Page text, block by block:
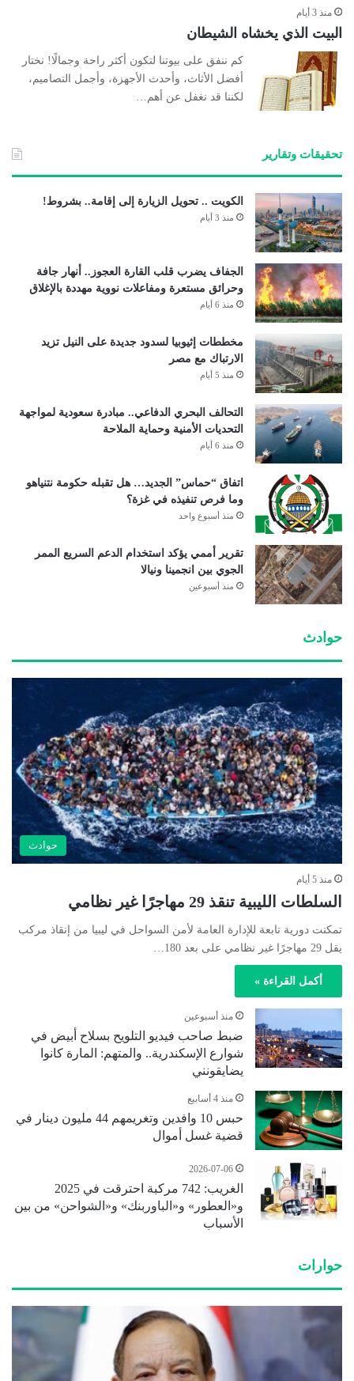
منذ 3 أيام
البيت الذي يخشاه الشيطان
كم ننفق على بيوتنا لتكون أكثر راحة وجمالًا! نختار
أفضل الأثاث، وأحدث الأجهزة، وأجمل التصاميم،
لكننا قد نغفل عن أهم…
تحقيقات وتقارير
الكويت .. تحويل الزيارة إلى إقامة.. بشروط!
منذ 3 أيام
الجفاف يضرب قلب القارة العجوز.. أنهار جافة
وحرائق مستعرة ومفاعلات نووية مهددة بالإغلاق
منذ 6 أيام
مخططات إثيوبيا لسدود جديدة على النيل تزيد
الارتباك مع مصر
منذ 5 أيام
التحالف البحري الدفاعي.. مبادرة سعودية لمواجهة
التحديات الأمنية وحماية الملاحة
منذ 6 أيام
اتفاق “حماس” الجديد… هل تقبله حكومة نتنياهو
وما فرص تنفيذه في غزة؟
منذ أسبوع واحد
تقرير أممي يؤكد استخدام الدعم السريع الممر
الجوي بين انجمينا ونيالا
منذ أسبوعين
حوادث
حوادث
منذ 5 أيام
السلطات الليبية تنقذ 29 مهاجرًا غير نظامي
تمكنت دورية تابعة للإدارة العامة لأمن السواحل في ليبيا من إنقاذ مركب
يقل 29 مهاجرًا غير نظامي على بعد 180…
أكمل القراءة »
منذ أسبوعين
ضبط صاحب فيديو التلويح بسلاح أبيض في
شوارع الإسكندرية.. والمتهم: المارة كانوا
يضايقونني
منذ 4 أسابيع
حبس 10 وافدين وتغريمهم 44 مليون دينار في
قضية غسل أموال
2026-07-06
الغريب: 742 مركبة احترقت في 2025
و«العطور» و«الباوربنك» و«الشواحن» من بين
الأسباب
حوارات